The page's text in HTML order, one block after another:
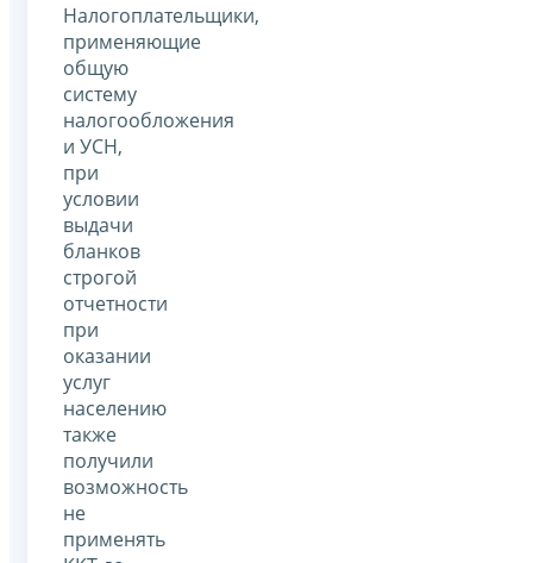
Налогоплательщики,
применяющие
общую
систему
налогообложения
и УСН,
при
условии
выдачи
бланков
строгой
отчетности
при
оказании
услуг
населению
также
получили
возможность
не
применять